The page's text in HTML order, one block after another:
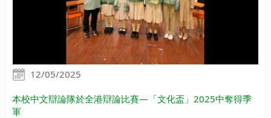
12/05/2025
本校中文辯論隊於全港辯論比賽—「文化盃」2025中奪得季
軍